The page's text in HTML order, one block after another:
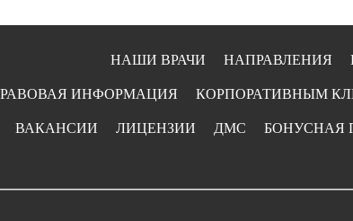
НАПРАВЛЕНИЯ
НАШИ ВРАЧИ
КОРПОРАТИВНЫМ
ИНФОРМАЦИЯ
БОНУСНАЯ
ДМС
ЛИЦЕНЗИИ
ВАКАНСИИ